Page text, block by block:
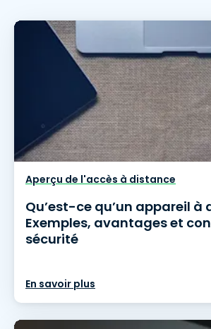
Aperçu de l'accès à distance
Qu’est-ce qu’un appareil à
Exemples, avantages et
sécurité
En savoir plus